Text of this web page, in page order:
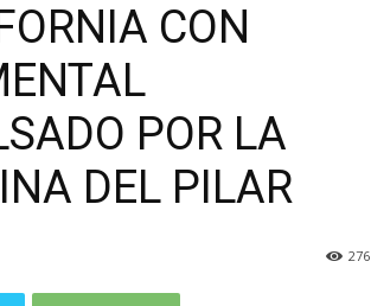
CON
POR LA
DEL PILAR
276